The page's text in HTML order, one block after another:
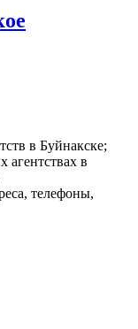
в Буйнакске;
агентствах в
телефоны,